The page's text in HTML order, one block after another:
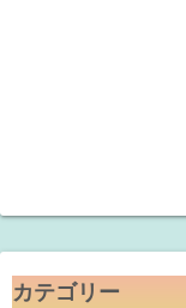
カテゴリー